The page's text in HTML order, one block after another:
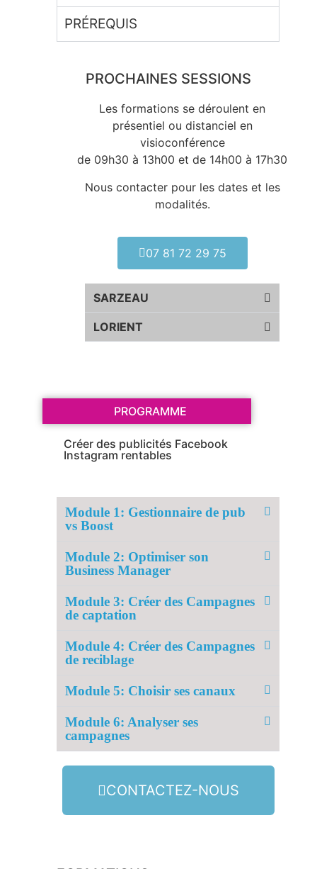
PRÉREQUIS
PROCHAINES SESSIONS
Les formations se déroulent en
présentiel ou distanciel en
visioconférence
de 09h30 à 13h00 et de 14h00 à 17h30
Nous contacter pour les dates et les
modalités.
07 81 72 29 75
SARZEAU
LORIENT
PROGRAMME
Créer des publicités Facebook
Instagram rentables
Module 1: Gestionnaire de pub
vs Boost
Module 2: Optimiser son
Business Manager
Module 3: Créer des Campagnes
de captation
Module 4: Créer des Campagnes
de reciblage
Module 5: Choisir ses canaux
Module 6: Analyser ses
campagnes
CONTACTEZ-NOUS